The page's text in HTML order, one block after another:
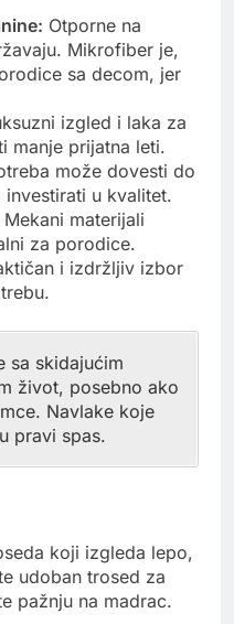
Otporne na
Mikrofiber je,
sa decom, jer
izgled i laka za
manje prijatna leti.
može dovesti do
u kvalitet.
Mekani materijali
za porodice.
i izdržljiv izbor
sa skidajućim
život, posebno ako
Navlake koje
pravi spas.
koji izgleda lepo,
udoban trosed za
pažnju na madrac.